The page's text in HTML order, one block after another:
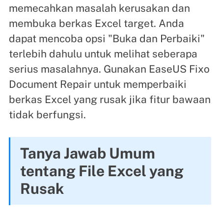
memecahkan masalah kerusakan dan
membuka berkas Excel target. Anda
dapat mencoba opsi "Buka dan Perbaiki"
terlebih dahulu untuk melihat seberapa
serius masalahnya. Gunakan EaseUS Fixo
Document Repair untuk memperbaiki
berkas Excel yang rusak jika fitur bawaan
tidak berfungsi.
Tanya Jawab Umum
tentang File Excel yang
Rusak